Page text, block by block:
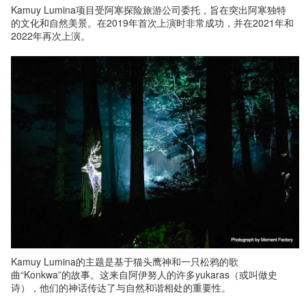
Kamuy Lumina项目受阿寒探险旅游公司委托，旨在突出阿寒独特
的文化和自然美景。在2019年首次上演时非常成功，并在2021年和
2022年再次上演。
Kamuy Lumina的主题是基于猫头鹰神和一只松鸦的歌
曲“Konkwa”的故事。这来自阿伊努人的许多yukaras（或叫做史
诗），他们的神话传达了与自然和谐相处的重要性。